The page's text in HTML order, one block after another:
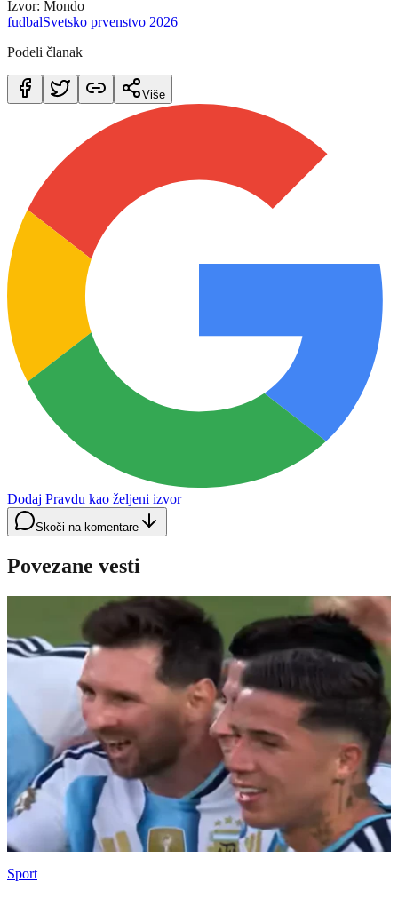
Izvor: Mondo
fudbalSvetsko prvenstvo 2026
Podeli članak
Više
Dodaj Pravdu kao željeni izvor
Skoči na komentare
Povezane vesti
Sport